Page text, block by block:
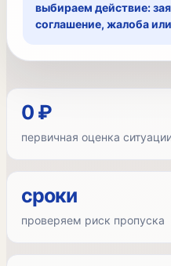
выбираем действие:
соглашение, жалоба
0 ₽
первичная оценка
сроки
проверяем риск пропуска